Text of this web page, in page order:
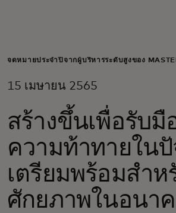
สำหรับธุรกิจ
สำหรับผู้สร้างนวัตกรรม
ข่าวสารและแนวโน้ม
จดหมายประจำปีจากผู้บริหารระดับสูงของ
15 เมษายน 2565
สร้างขึ้นเพื่อรับมื
ความท้าทายใน
เตรียมพร้อมสำห
ศักยภาพในอนา